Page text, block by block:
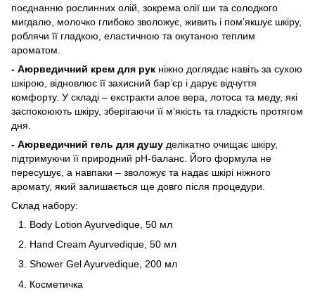
поєднанню рослинних олій, зокрема олії ши та солодкого
мигдалю, молочко глибоко зволожує, живить і пом’якшує шкіру,
роблячи її гладкою, еластичною та окутаною теплим
ароматом.
- Аюрведичний крем для рук ніжно доглядає навіть за сухою
шкірою, відновлює її захисний бар’єр і дарує відчуття
комфорту. У складі – екстракти алое вера, лотоса та меду, які
заспокоюють шкіру, зберігаючи її м’якість та гладкість протягом
дня.
- Аюрведичний гель для душу делікатно очищає шкіру,
підтримуючи її природний pH-баланс. Його формула не
пересушує, а навпаки – зволожує та надає шкірі ніжного
аромату, який залишається ще довго після процедури.
Склад набору:
Body Lotion Ayurvedique, 50 мл
Hand Cream Ayurvedique, 50 мл
Shower Gel Ayurvedique, 200 мл
Косметичка